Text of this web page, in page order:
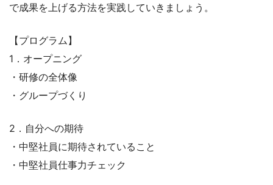
で成果を上げる方法を実践していきましょう。
【プログラム】
1．オープニング
・研修の全体像
・グループづくり
2．自分への期待
・中堅社員に期待されていること
・中堅社員仕事力チェック